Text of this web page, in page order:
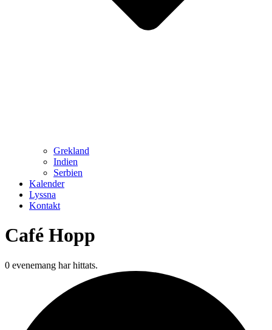
Grekland
Indien
Serbien
Kalender
Lyssna
Kontakt
Café Hopp
0 evenemang har hittats.